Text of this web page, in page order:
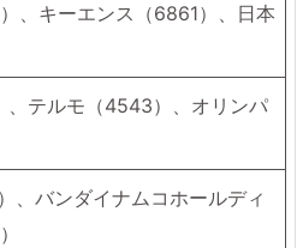
、キーエンス（6861）、日本
、テルモ（4543）、オリンパ
、バンダイナムコホールディ